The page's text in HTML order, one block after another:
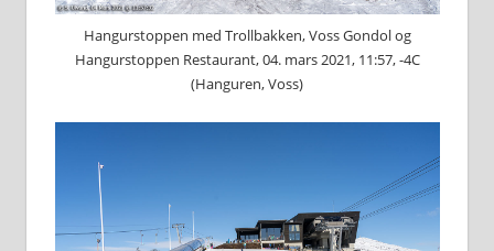
Hangurstoppen med Trollbakken, Voss Gondol og
Hangurstoppen Restaurant, 04. mars 2021, 11:57, -4C
(Hanguren, Voss)